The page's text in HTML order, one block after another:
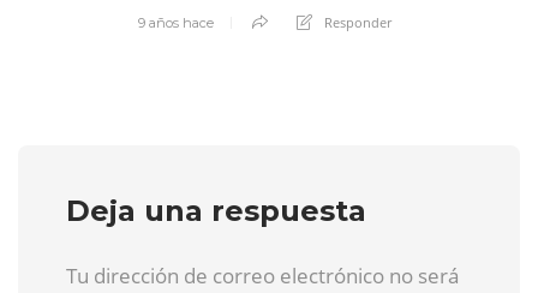
9 años hace Responder
Deja una respuesta
Tu dirección de correo electrónico no será